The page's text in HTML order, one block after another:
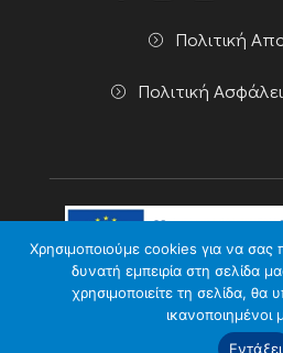
Πολιτική
Πολιτική
Χρησιμοποιούμε cookies για να
δυνατή εμπειρία στη σελίδα
χρησιμοποιείτε τη σελίδα, θα
ικανοποιημένοι
Εντάξει
Copyright 2026 Powered